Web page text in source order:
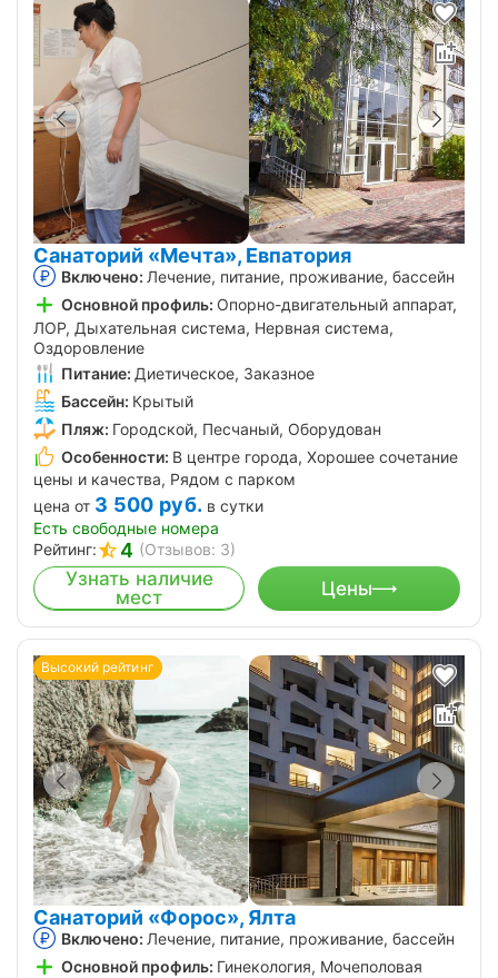
Санаторий «Мечта», Евпатория
Включено: Лечение, питание, проживание, бассейн
Основной профиль: Опорно-двигательный аппарат,
ЛОР, Дыхательная система, Нервная система,
Оздоровление
Питание: Диетическое, Заказное
Бассейн: Крытый
Пляж: Городской, Песчаный, Оборудован
Особенности: В центре города, Хорошее сочетание
цены и качества, Рядом с парком
цена от 3 500 руб. в сутки
Есть свободные номера
Рейтинг:
4 (Отзывов: 3)
Узнать наличие
мест
Цены
Высокий рейтинг
Санаторий «Форос», Ялта
Включено: Лечение, питание, проживание, бассейн
Основной профиль: Гинекология, Мочеполовая